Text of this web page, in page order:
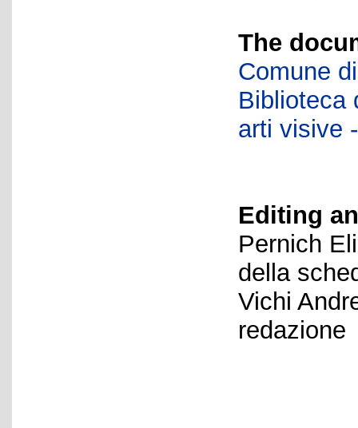
The
Comune
Biblioteca
arti visive
Editing
Pernich
della
Vichi
redazione